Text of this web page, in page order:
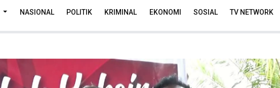
NASIONAL POLITIK KRIMINAL EKONOMI SOSIAL TV NETWORK